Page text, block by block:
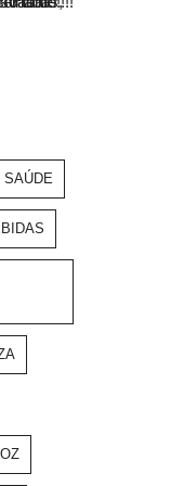
SAÚDE